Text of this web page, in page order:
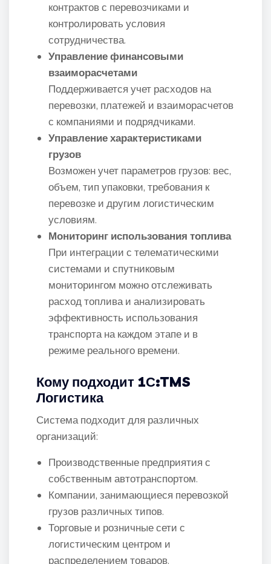
контрактов с перевозчиками и
контролировать условия
сотрудничества.
Управление финансовыми
взаиморасчетами
Поддерживается учет расходов на
перевозки, платежей и взаиморасчетов
с компаниями и подрядчиками.
Управление характеристиками
грузов
Возможен учет параметров грузов: вес,
объем, тип упаковки, требования к
перевозке и другим логистическим
условиям.
Мониторинг использования топлива
При интеграции с телематическими
системами и спутниковым
мониторингом можно отслеживать
расход топлива и анализировать
эффективность использования
транспорта на каждом этапе и в
режиме реального времени.
Кому подходит 1С:TMS
Логистика
Система подходит для различных
организаций:
Производственные предприятия с
собственным автотранспортом.
Компании, занимающиеся перевозкой
грузов различных типов.
Торговые и розничные сети с
логистическим центром и
распределением товаров.